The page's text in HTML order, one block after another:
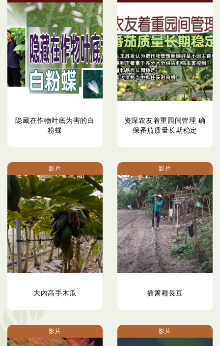
隐藏在作物叶底为害的白
粉蝶
资深农友着重园间管理 确
保番茄质量长期稳定
影片
大內高手木瓜
影片
插篱種長豆
影片 影片